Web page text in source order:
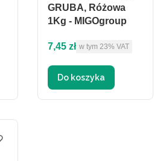
GRUBA, Różowa
1Kg - MIGOgroup
Cena brutto
7,45 zł w tym %s VAT
w tym 23% VAT
Do koszyka